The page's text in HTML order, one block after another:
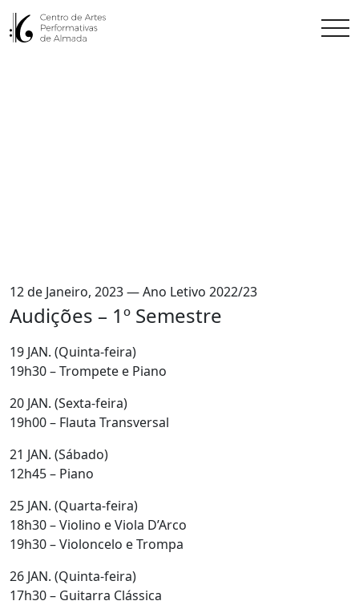
12 de Janeiro, 2023 — Ano Letivo 2022/23
Audições – 1º Semestre
19 JAN. (Quinta-feira)
19h30 – Trompete e Piano
20 JAN. (Sexta-feira)
19h00 – Flauta Transversal
21 JAN. (Sábado)
12h45 – Piano
25 JAN. (Quarta-feira)
18h30 – Violino e Viola D’Arco
19h30 – Violoncelo e Trompa
26 JAN. (Quinta-feira)
17h30 – Guitarra Clássica